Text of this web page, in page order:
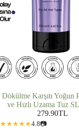
Dökülme Karşıtı Yoğun
ve Hızlı Uzama Tuz
İçermeyen Saç Bakım
250ml
279.90TL
4.8📷